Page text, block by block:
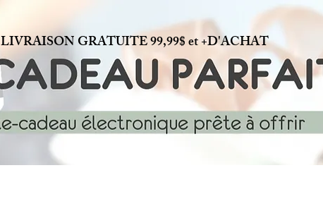
LIVRAISON GRATUITE 99,99$ et +D'ACHAT